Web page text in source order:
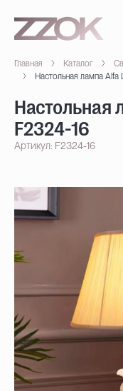
Главная Каталог
Настольная лампа
Настольная
F2324-16
Артикул: F2324-16